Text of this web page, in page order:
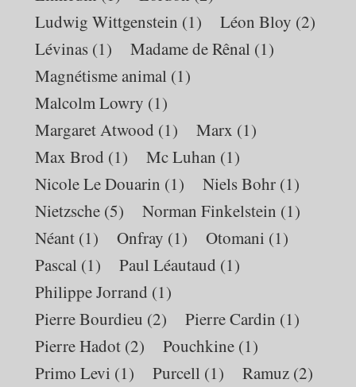
Ludwig Wittgenstein (1) Léon Bloy (2)
Lévinas (1) Madame de Rênal (1)
Magnétisme animal (1)
Malcolm Lowry (1)
Margaret Atwood (1) Marx (1)
Max Brod (1) Mc Luhan (1)
Nicole Le Douarin (1) Niels Bohr (1)
Nietzsche (5) Norman Finkelstein (1)
Néant (1) Onfray (1) Otomani (1)
Pascal (1) Paul Léautaud (1)
Philippe Jorrand (1)
Pierre Bourdieu (2) Pierre Cardin (1)
Pierre Hadot (2) Pouchkine (1)
Primo Levi (1) Purcell (1) Ramuz (2)